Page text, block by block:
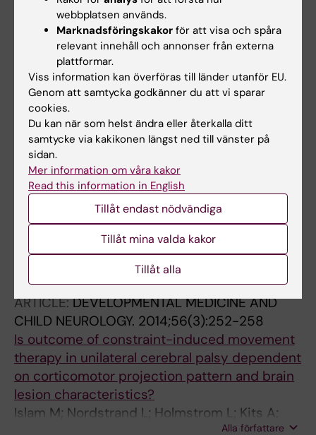
ARTICLE:ANNALS OF NUCLEAR MEDICINE.
2018;32(2):132-141
Diagnostic accuracy of
11
detecting neuropathologically confirmed
recurrent brain tumor after radiation therapy
Kits A; Martin H; Sanchez-Crespo A; Delgado
AF
Alla författare
ARTICLE:
DISABILITIES.2015;41-42:86-93
Improvements in bimanual hand function after
baby-CIMT in two-year old children with
unilateral cerebral palsy: A retrospective
study
Nordstrand L; Holmefur M; Kits A; Eliasson A-C
ARTICLE:DEVELOPMENTAL MEDICINE AND
CHILD NEUROLOGY. 2014;56(3):252-258
Is outcome of constraint-induced movement
therapy in unilateral cerebral palsy dependent
on corticomotor projection pattern and brain
lesion characteristics?
Islam M; Nordstrand L; Holmstrom L; Kits A;
Alla författare
webbplatsen används.
Marknadsföringskakor för att visa och spåra
relevant innehåll och annonser från externa
plattformar.
Viss information kan överföras till länder utanför EU.
Genom att samtycka godkänner du att vi sparar
cookies.
Du kan när som helst ändra eller återkalla ditt
samtycke via kakikonen längst ned till vänster på
sidan.
Mer information om våra kakor
Read this information in English
Tillåt endast nödvändiga
Tillåt mina valda kakor
Tillåt alla